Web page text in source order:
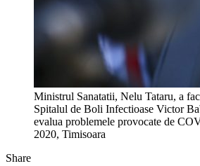
Ministrul Sanatatii, Nelu Tataru, a
Spitalul de Boli Infectioase Victor
evalua problemele provocate de
2020, Timisoara
Share